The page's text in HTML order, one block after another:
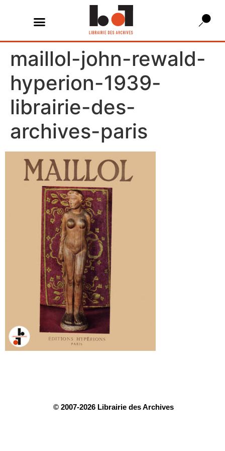
maillol-john-rewald-
hyperion-1939-
librairie-des-
archives-paris
© 2007-2026 Librairie des Archives